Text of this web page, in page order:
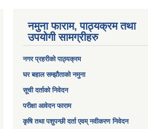
नमुना फाराम, पाठ्यक्रम तथा
उपयोगी सामग्रीहरु
नगर प्रहरीको पाठ्यक्रम
घर बहाल सम्झौताको नमुना
सूची दर्ताको निवेदन
परीक्षा आवेदन फाराम
कृषि तथा पशुपन्छी दर्ता एवम् नवीकरण निवेदन